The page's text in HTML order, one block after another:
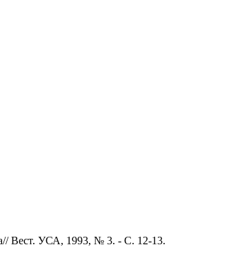
Вест. УСА, 1993, № 3. - С. 12-13.